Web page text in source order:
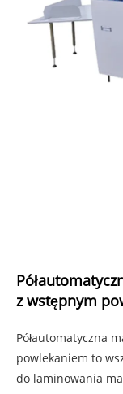
z wstępnym
Półautomatyczna
powlekaniem to
do laminowania